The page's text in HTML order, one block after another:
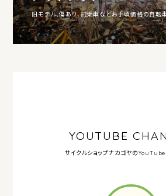
旧モデル、傷あり、試乗車などお手頃価格の自転
YOUTUBE
サイクルショップナカゴヤのYouTube